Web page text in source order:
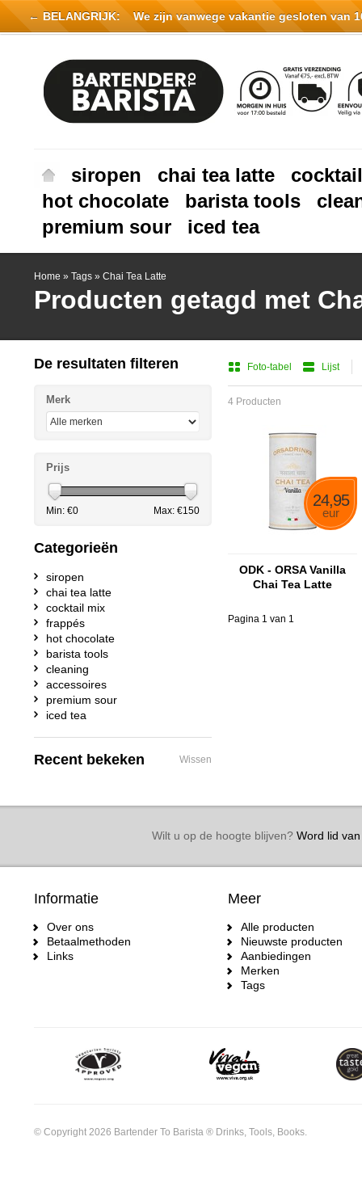
siropen chai tea latte
hot chocolate
barista tools
premium sour
iced tea
Home » Tags » Chai Tea Latte
Producten getagd met
Foto-tabel Lijst
4 Producten
24,95
eur
ODK - ORSA Vanilla
Chai Tea Latte
Pagina 1 van 1
De resultaten filteren
Merk
Prijs
Min: €0 Max: €150
Categorieën
siropen
chai tea latte
cocktail mix
frappés
hot chocolate
barista tools
cleaning
accessoires
premium sour
iced tea
Recent bekeken Wissen
Wilt u op de hoogte blijven?Word lid van
Informatie
Over ons
Betaalmethoden
Links
Meer
Alle producten
Nieuwste producten
Aanbiedingen
Merken
Tags
© Copyright 2026 Bartender To Barista ® Drinks, Tools, Books.
← BELANGRIJK: We zijn vanwege vakantie gesloten van